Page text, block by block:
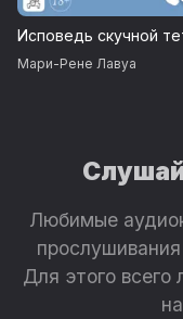
Исповедь скучной
Мари-Рене Лавуа
Любимые
Для этого всего